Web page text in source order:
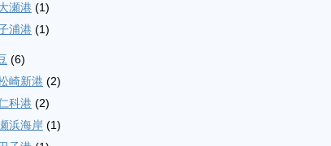
瀬港 (1)
浦港 (1)
(6)
崎新港 (2)
科港 (2)
浜海岸 (1)